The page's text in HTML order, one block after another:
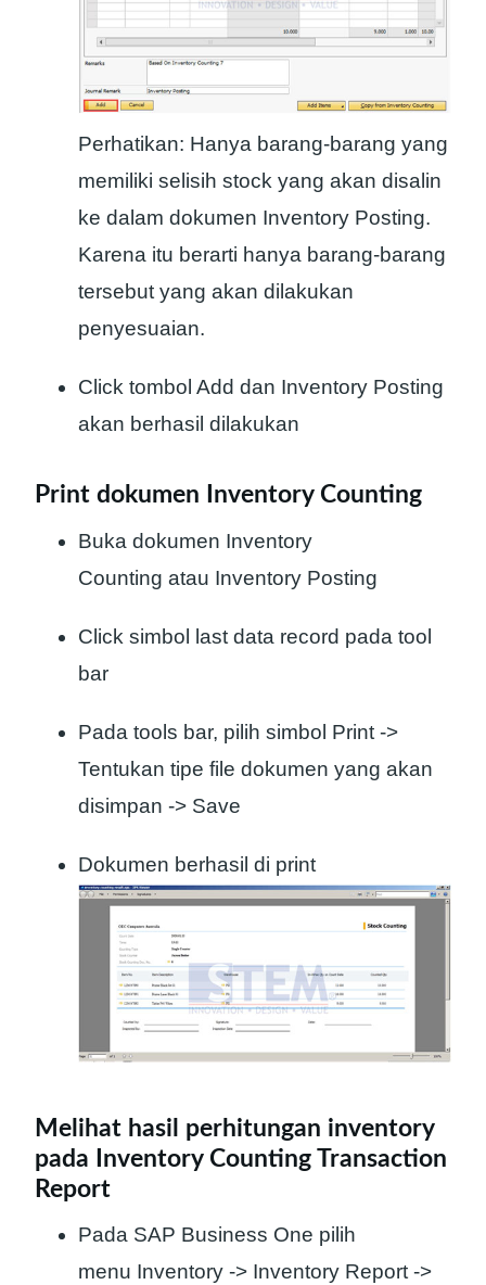
Perhatikan: Hanya barang-barang yang
memiliki selisih stock yang akan disalin
ke dalam dokumen Inventory Posting.
Karena itu berarti hanya barang-barang
tersebut yang akan dilakukan
penyesuaian.
Click tombol Add dan Inventory Posting
akan berhasil dilakukan
Print dokumen Inventory Counting
Buka dokumen Inventory
Counting atau Inventory Posting
Click simbol last data record pada tool
bar
Pada tools bar, pilih simbol Print ->
Tentukan tipe file dokumen yang akan
disimpan -> Save
Dokumen berhasil di print
Melihat hasil perhitungan inventory
pada Inventory Counting Transaction
Report
Pada SAP Business One pilih
menu Inventory -> Inventory Report ->